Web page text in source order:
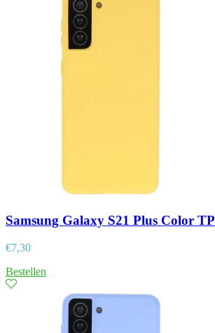
Samsung Galaxy S21 Plus Color
€7,30
Bestellen